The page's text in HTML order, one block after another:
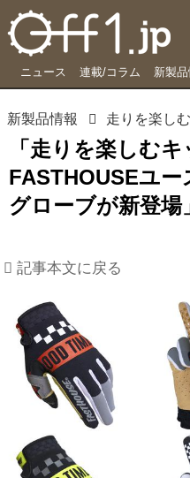
ニュース 連載/コラム 新製
新製品情報
「走りを楽しむ
FASTHOUSEユ
グローブが新登
記事本文に戻る